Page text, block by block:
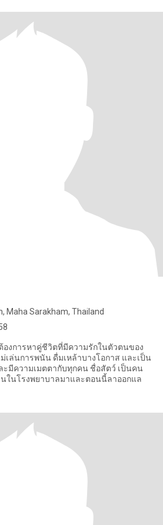
Maha Sarakham, Thailand
องการหาคู่ชีวิตที่มีความรักในตัวตนของ
มีความเมตตากับทุกคน ชื่อสัตว์ เป็นคน
ยทำงานในโรงพยาบาลมาและตอนนี้ลาออกแล